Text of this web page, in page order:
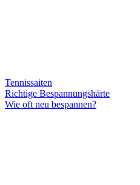
Tennissaiten
Richtige Bespannungshärte
Wie oft neu bespannen?